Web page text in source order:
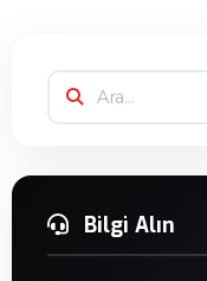
Bilgi Alın